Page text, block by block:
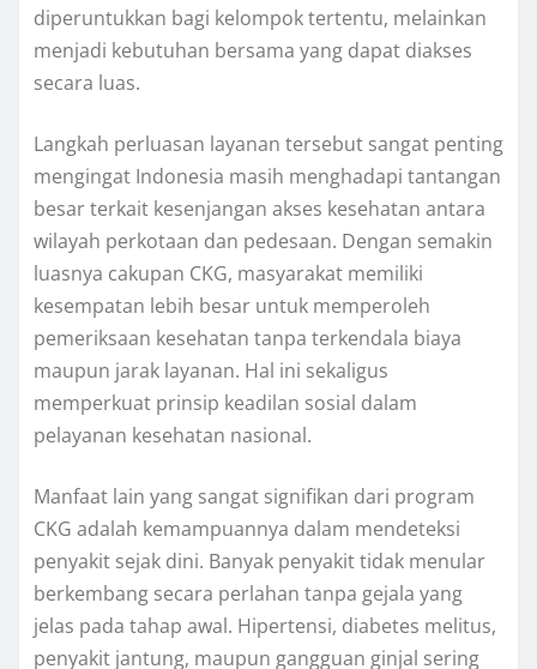
diperuntukkan bagi kelompok tertentu, melainkan
menjadi kebutuhan bersama yang dapat diakses
secara luas.
Langkah perluasan layanan tersebut sangat penting
mengingat Indonesia masih menghadapi tantangan
besar terkait kesenjangan akses kesehatan antara
wilayah perkotaan dan pedesaan. Dengan semakin
luasnya cakupan CKG, masyarakat memiliki
kesempatan lebih besar untuk memperoleh
pemeriksaan kesehatan tanpa terkendala biaya
maupun jarak layanan. Hal ini sekaligus
memperkuat prinsip keadilan sosial dalam
pelayanan kesehatan nasional.
Manfaat lain yang sangat signifikan dari program
CKG adalah kemampuannya dalam mendeteksi
penyakit sejak dini. Banyak penyakit tidak menular
berkembang secara perlahan tanpa gejala yang
jelas pada tahap awal. Hipertensi, diabetes melitus,
penyakit jantung, maupun gangguan ginjal sering